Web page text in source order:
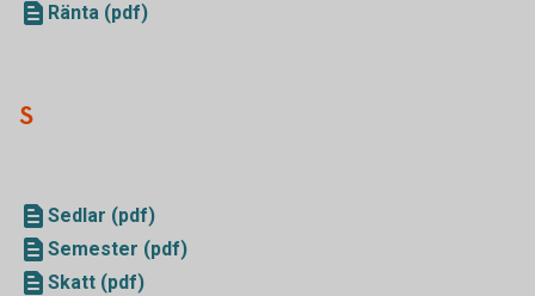
Ränta (pdf)
S
Sedlar (pdf)
Semester (pdf)
Skatt (pdf)